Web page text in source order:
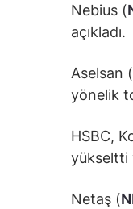
Nebius (
açıkladı.
Aselsan (
yönelik
HSBC,
yükseltti
Netaş (